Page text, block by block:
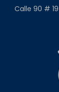
Calle 90 #